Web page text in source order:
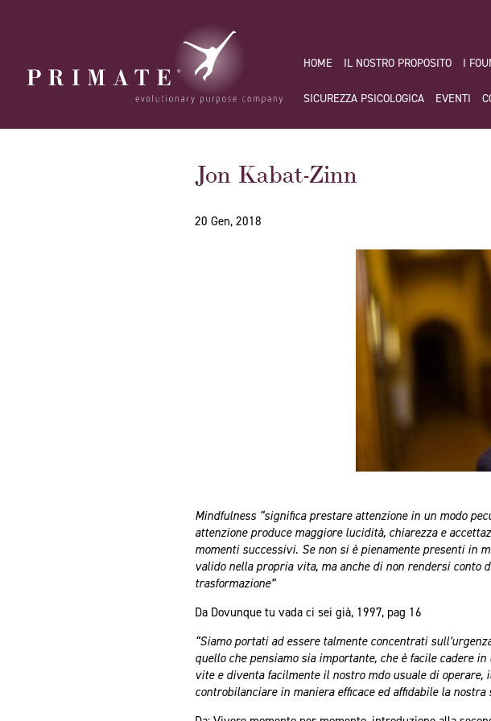
HOME IL NOSTRO PROPOSITO I
SICUREZZA PSICOLOGICA EVENTI
Jon Kabat-Zinn
20 Gen, 2018
Mindfulness “significa prestare attenzione in un modo
attenzione produce maggiore lucidità, chiarezza e
momenti successivi. Se non si è pienamente presenti in
valido nella propria vita, ma anche di non rendersi conto
trasformazione”
Da Dovunque tu vada ci sei già, 1997, pag 16
“Siamo portati ad essere talmente concentrati
quello che pensiamo sia importante, che è facile cadere
vite e diventa facilmente il nostro mdo usuale di
controbilanciare in maniera efficace ed affidabile la